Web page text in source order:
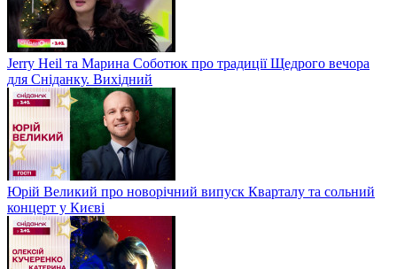
Jerry Heil та Марина Соботюк про традиції Щедрого вечора
для Сніданку. Вихідний
Юрій Великий про новорічний випуск Кварталу та сольний
концерт у Києві